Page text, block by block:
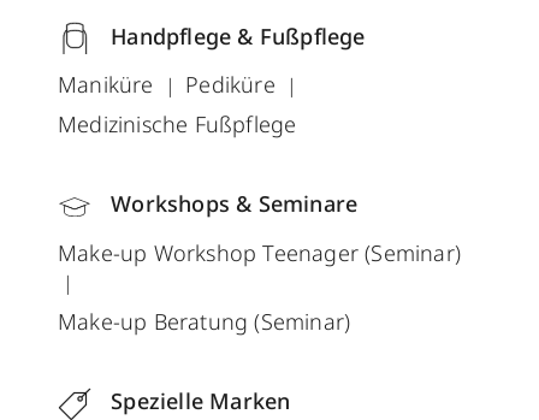
Handpflege & Fußpflege
Maniküre
Pediküre
Medizinische Fußpflege
Workshops & Seminare
Make-up Workshop Teenager (Seminar)
Make-up Beratung (Seminar)
Spezielle Marken